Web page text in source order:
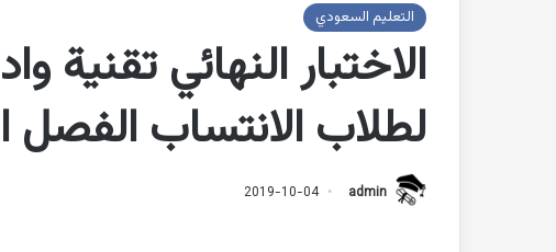
التعليم السعودي
الاختبار النهائي تقنية
لطلاب الانتساب الفصل
admin
2019-10-04